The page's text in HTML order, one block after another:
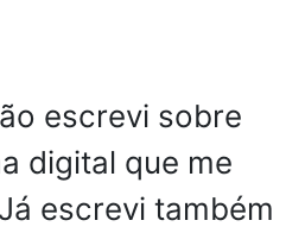
escrevi sobre
digital que me
escrevi também